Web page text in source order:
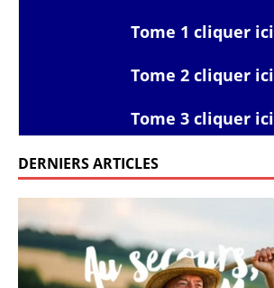
Tome 1 cliquer ici
Tome 2 cliquer ici
Tome 3 cliquer ici
DERNIERS ARTICLES